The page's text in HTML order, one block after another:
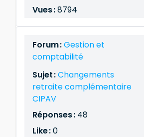
Vues :8794
Forum :Gestion et
comptabilité
Sujet :Changements
retraite complémentaire
CIPAV
Réponses : 48
Like :0